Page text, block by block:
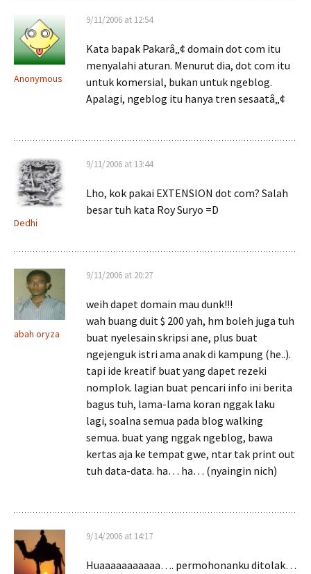
Anonymous
9/11/2006 at 12:54
Kata bapak Pakarâ„¢ domain dot com itu
menyalahi aturan. Menurut dia, dot com itu
untuk komersial, bukan untuk ngeblog.
Apalagi, ngeblog itu hanya tren sesaatâ„¢
Dedhi
9/11/2006 at 13:44
Lho, kok pakai EXTENSION dot com? Salah
besar tuh kata Roy Suryo =D
abah oryza
9/11/2006 at 20:27
weih dapet domain mau dunk!!!
wah buang duit $ 200 yah, hm boleh juga tuh
buat nyelesain skripsi ane, plus buat
ngejenguk istri ama anak di kampung (he..).
tapi ide kreatif buat yang dapet rezeki
nomplok. lagian buat pencari info ini berita
bagus tuh, lama-lama koran nggak laku
lagi, soalna semua pada blog walking
semua. buat yang nggak ngeblog, bawa
kertas aja ke tempat gwe, ntar tak print out
tuh data-data. ha… ha… (nyaingin nich)
9/14/2006 at 14:17
Huaaaaaaaaaaa…. permohonanku ditolak…